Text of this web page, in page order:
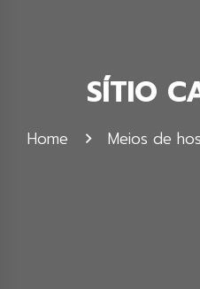
SÍTIO
Home Meios de